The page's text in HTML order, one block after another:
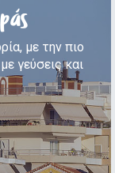
με την πιο
γεύσεις και